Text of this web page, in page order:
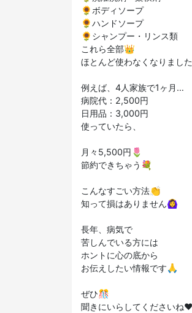
🌻ボディソープ
🌻ハンドソープ
🌻シャンプー・リンス類
これら全部👑
ほとんど使わなくなりまし
例えば、4人家族で1ヶ月…
病院代：2,500円
日用品：3,000円
使っていたら、
月々5,500円🌷
節約できちゃう💐
こんなすごい方法👏
知って損はありません🙆‍♀️
長年、病気で
苦しんでいる方には
ホントに心の底から
お伝えしたい情報です🙏
ぜひ🎊
聞きにいらしてくださいね♥️